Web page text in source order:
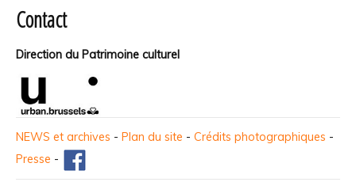
Contact
Direction du Patrimoine culturel
NEWS et archives - Plan du site - Crédits photographiques -
Presse -